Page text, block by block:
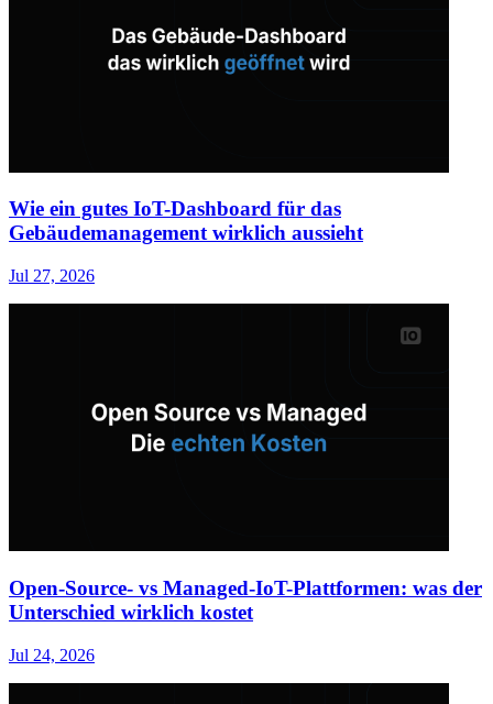
Wie ein gutes IoT-Dashboard für das
Gebäudemanagement wirklich aussieht
Jul 27, 2026
Open-Source- vs Managed-IoT-Plattformen: was der
Unterschied wirklich kostet
Jul 24, 2026